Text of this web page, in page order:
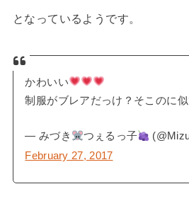
となっているようです。
かわいい
制服がブレアだっけ？そこのに似
— みづき つぇるっ子
February 27, 2017